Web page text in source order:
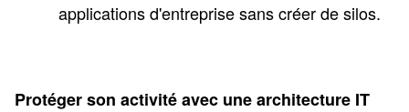
applications d'entreprise sans créer de silos.
Protéger son activité avec une architecture IT